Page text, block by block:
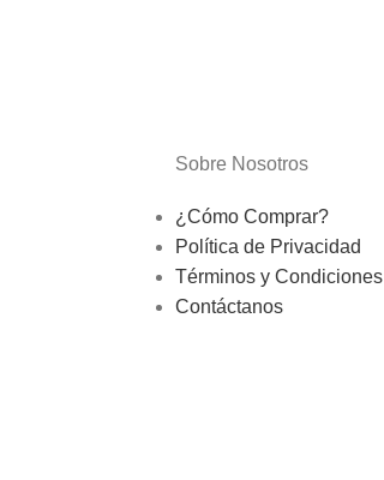
Sobre Nosotros
¿Cómo Comprar?
Política de Privacidad
Términos y Condiciones
Contáctanos